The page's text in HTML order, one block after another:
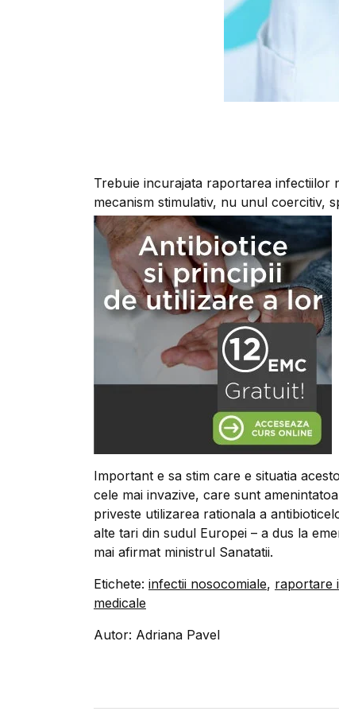
Trebuie incurajata raportarea infectiilor
mecanism stimulativ, nu unul coercitiv,
Important e sa stim care e situatia
cele mai invazive, care sunt
priveste utilizarea rationala a
alte tari din sudul Europei – a dus la
mai afirmat ministrul Sanatatii.
Etichete: infectii nosocomiale, raportare
medicale
Autor: Adriana Pavel